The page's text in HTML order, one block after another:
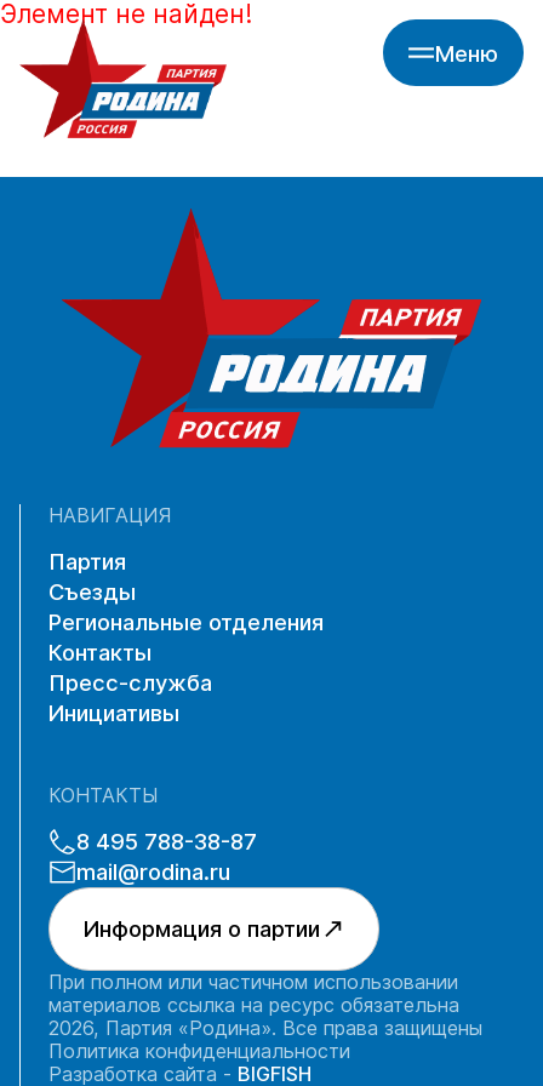
Меню
Элемент не найден!
НАВИГАЦИЯ
Партия
Съезды
Региональные отделения
Контакты
Пресс-служба
Инициативы
КОНТАКТЫ
8 495 788-38-87
mail@rodina.ru
Информация о партии
При полном или частичном использовании
материалов ссылка на ресурс обязательна
2026, Партия «Родина». Все права защищены
Политика конфиденциальности
Разработка сайта - BIGFISH